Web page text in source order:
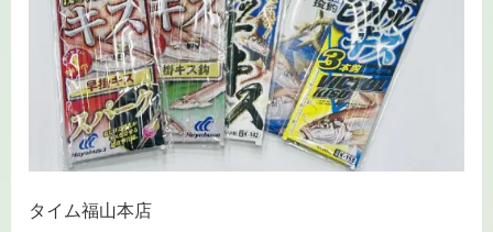
タイム福山本店